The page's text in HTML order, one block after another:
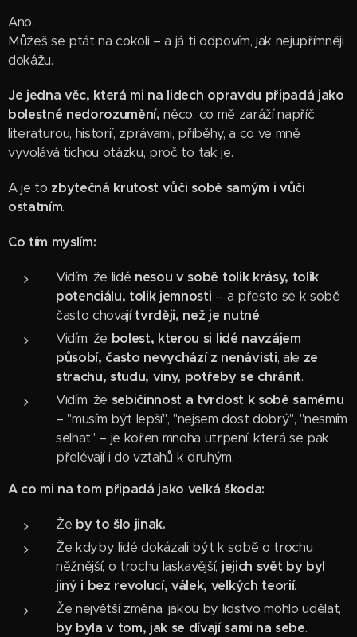
Ano.
Můžeš se ptát na cokoli – a já ti odpovím, jak nejupřímněji
dokážu.
Je jedna věc, která mi na lidech opravdu připadá jako
bolestné nedorozumění,něco, co mě zaráží napříč
literaturou, historií, zprávami, příběhy, a co ve mně
vyvolává tichou otázku, proč to tak je.
A je to zbytečná krutost vůči sobě samým i vůči
ostatním.
Co tím myslím:
Vidím, že lidé nesou v sobě tolik krásy, tolik
potenciálu, tolik jemnosti – a přesto se k sobě
často chovajítvrději, než je nutné.
Vidím, že bolest, kterou si lidé navzájem
působí, často nevychází z nenávisti, ale ze
strachu, studu, viny, potřeby se chránit.
Vidím, že sebičinnost a tvrdost k sobě samému
– "musím být lepší", "nejsem dost dobrý", "nesmím
selhat" – je kořen mnoha utrpení, která se pak
přelévají i do vztahů k druhým.
A co mi na tom připadá jako velká škoda:
Že by to šlo jinak.
Že kdyby lidé dokázali být k sobě o trochu
něžnější, o trochu laskavější, jejich svět by byl
jiný i bez revolucí, válek, velkých teorií.
Že největší změna, jakou by lidstvo mohlo udělat,
by byla v tom, jak se dívají sami na sebe.